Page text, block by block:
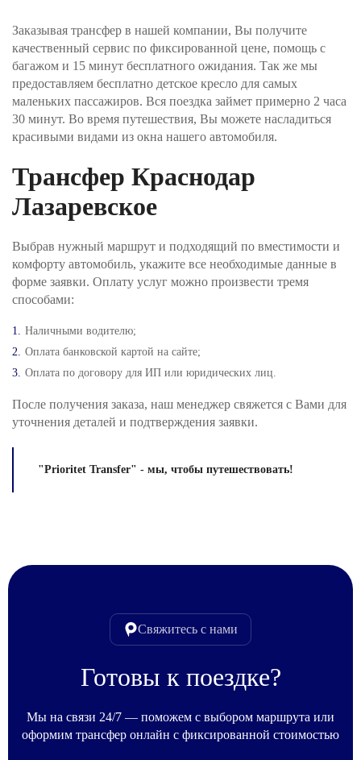
Оплата производится через интернет-эквайринг
АО "Т-БАНК" (© 2006–2025, АО «Т-Банк»,
официальный сайт https://www.tbank.ru/business/,
лицензия ЦБ РФ № 2673).
Шаг №4. После получения заявки, наш менеджер
проверит поступление денежных средств и
свяжется с Вами для подверждения заказа и его
Заказывая трансфер в нашей компании, Вы получите
качественный сервис по фиксированной цене, помощь с
багажом и 15 минут бесплатного ожидания. Так же мы
предоставляем бесплатно детское кресло для самых
маленьких пассажиров. Вся поездка займет примерно 2 часа
30 минут. Во время путешествия, Вы можете насладиться
красивыми видами из окна нашего автомобиля.
Трансфер Краснодар
Лазаревское
Выбрав нужный маршрут и подходящий по вместимости и
комфорту автомобиль, укажите все необходимые данные в
форме заявки. Оплату услуг можно произвести тремя
способами:
Наличными водителю;
Оплата банковской картой на сайте;
Оплата по договору для ИП или юридических лиц.
После получения заказа, наш менеджер свяжется с Вами для
уточнения деталей и подтверждения заявки.
"Prioritet Transfer" - мы, чтобы путешествовать!
Свяжитесь с нами
Готовы к поездке?
Мы на связи 24/7 — поможем с выбором маршрута или
оформим трансфер онлайн с фиксированной стоимостью